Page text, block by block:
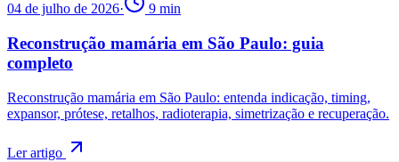
04 de julho de 2026· 9 min
Reconstrução mamária em São Paulo: guia
completo
Reconstrução mamária em São Paulo: entenda indicação, timing,
expansor, prótese, retalhos, radioterapia, simetrização e recuperação.
Ler artigo